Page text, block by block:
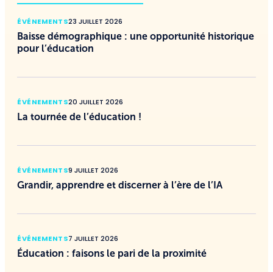
ÉVÉNEMENTS23 JUILLET 2026
Baisse démographique : une opportunité historique
pour l’éducation
ÉVÉNEMENTS20 JUILLET 2026
La tournée de l’éducation !
ÉVÉNEMENTS9 JUILLET 2026
Grandir, apprendre et discerner à l’ère de l’IA
ÉVÉNEMENTS7 JUILLET 2026
Éducation : faisons le pari de la proximité